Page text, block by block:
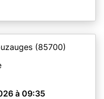
(85700)
à 09:35